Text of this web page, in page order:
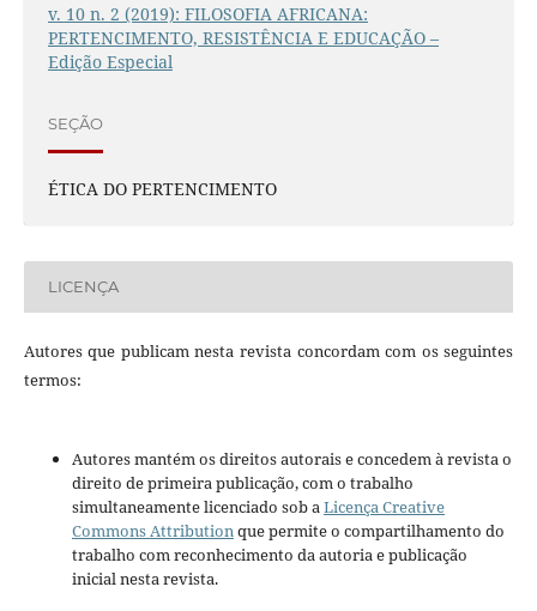
v. 10 n. 2 (2019): FILOSOFIA AFRICANA:
PERTENCIMENTO, RESISTÊNCIA E EDUCAÇÃO –
Edição Especial
SEÇÃO
ÉTICA DO PERTENCIMENTO
LICENÇA
Autores que publicam nesta revista concordam com os seguintes
termos:
Autores mantém os direitos autorais e concedem à revista o
direito de primeira publicação, com o trabalho
simultaneamente licenciado sob aLicença Creative
Commons Attributionque permite o compartilhamento do
trabalho com reconhecimento da autoria e publicação
inicial nesta revista.